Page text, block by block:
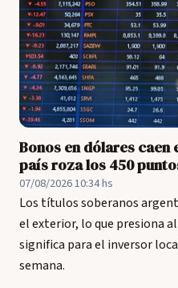
Bonos en dólares caen
país roza los 450
07/08/2026 10:34 hs
Los títulos soberanos
el exterior, lo que presiona
significa para el inversor
semana.